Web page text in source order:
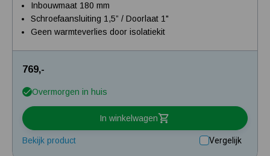
Inbouwmaat 180 mm
Schroefaansluiting 1,5” / Doorlaat 1"
Geen warmteverlies door isolatiekit
769,-
Overmorgen in huis
In winkelwagen
Bekijk product Vergelijk